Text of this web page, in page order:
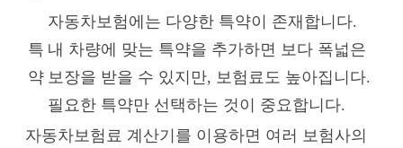
특
약
자동차보험에는 다양한 특약이 존재합니다.
내 차량에 맞는 특약을 추가하면 보다 폭넓은
보장을 받을 수 있지만, 보험료도 높아집니다.
필요한 특약만 선택하는 것이 중요합니다.
자동차보험료 계산기를 이용하면 여러 보험사의